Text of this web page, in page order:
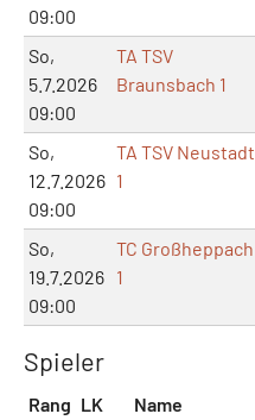
09:00
So,
5.7.2026
09:00
TA TSV
Braunsbach 1
So,
12.7.2026
09:00
TA TSV Neustadt
1
So,
19.7.2026
09:00
TC Großheppach
1
Spieler
Rang LK Name